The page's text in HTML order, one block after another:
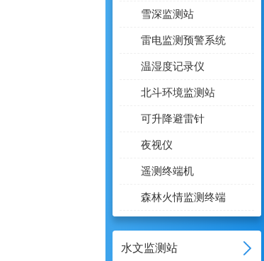
雪深监测站
雷电监测预警系统
温湿度记录仪
北斗环境监测站
可升降避雷针
夜视仪
遥测终端机
森林火情监测终端
水文监测站